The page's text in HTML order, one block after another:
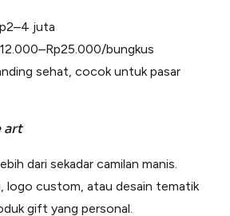
juta
bungkus
sehat, cocok untuk pasar
art
dari sekadar camilan manis.
logo custom, atau desain tematik
gift yang personal.